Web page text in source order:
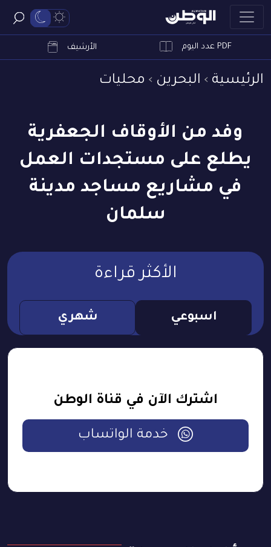
PDF عدد اليوم الأرشيف
الرئيسية البحرين محليات
وفد من الأوقاف الجعفرية
يطلع على مستجدات العمل
في مشاريع مساجد مدينة
سلمان
الأكثر قراءة
اسبوعي شهري
اشترك الآن في قناة الوطن
خدمة الواتساب